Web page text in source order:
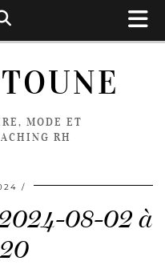
MODE ET
RH
08-02 à